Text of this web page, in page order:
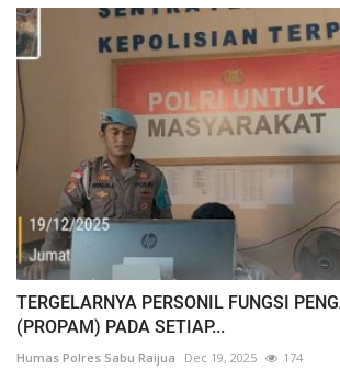
TERGELARNYA PERSONIL FUNGSI
(PROPAM) PADA SETIAP...
Humas Polres Sabu Raijua Dec 19, 2025 174